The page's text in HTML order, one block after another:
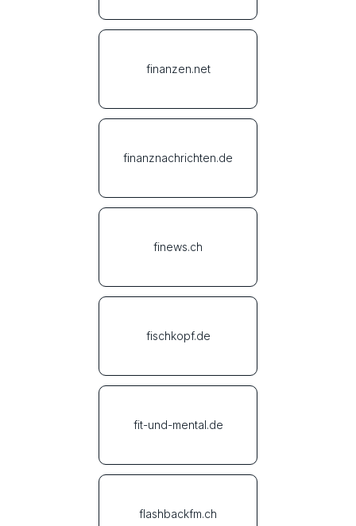
finanzen.net
finanznachrichten.de
finews.ch
fischkopf.de
fit-und-mental.de
flashbackfm.ch